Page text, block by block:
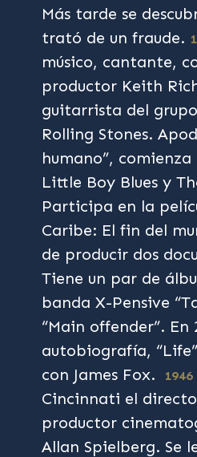
Más tarde se
trató de un fraude.
músico, cantante,
productor Keith
guitarrista del
Rolling Stones.
humano”,
Little Boy Blues y
Participa en la
Caribe: El fin del
de producir dos
Tiene un par de
banda X-Pensive
“Main offender”. En
autobiografía,
con James Fox.
1946
Cincinnati el
productor
Allan Spielberg. Se